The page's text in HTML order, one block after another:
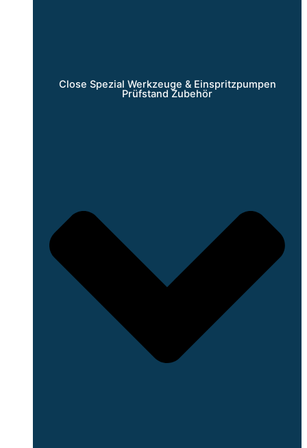
Close Spezial Werkzeuge & Einspritzpumpen
Prüfstand Zubehör